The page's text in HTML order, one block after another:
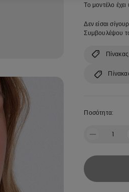
Το μοντέλο
Δεν είσαι
Συμβουλέψου
Ποσότητα:
1